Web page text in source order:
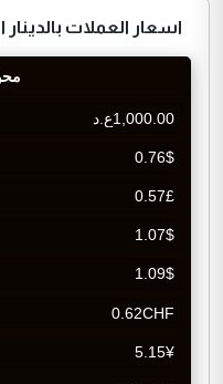
اسعار العملات بالدينار